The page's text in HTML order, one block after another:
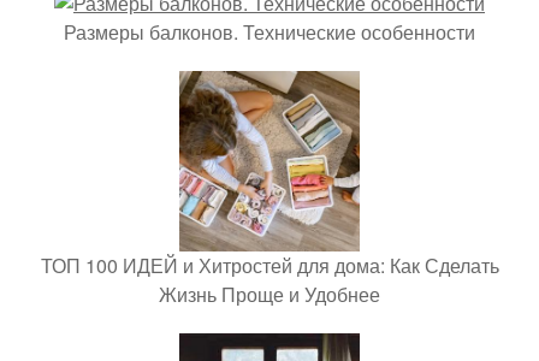
Размеры балконов. Технические особенности
ТОП 100 ИДЕЙ и Хитростей для дома: Как Сделать
Жизнь Проще и Удобнее